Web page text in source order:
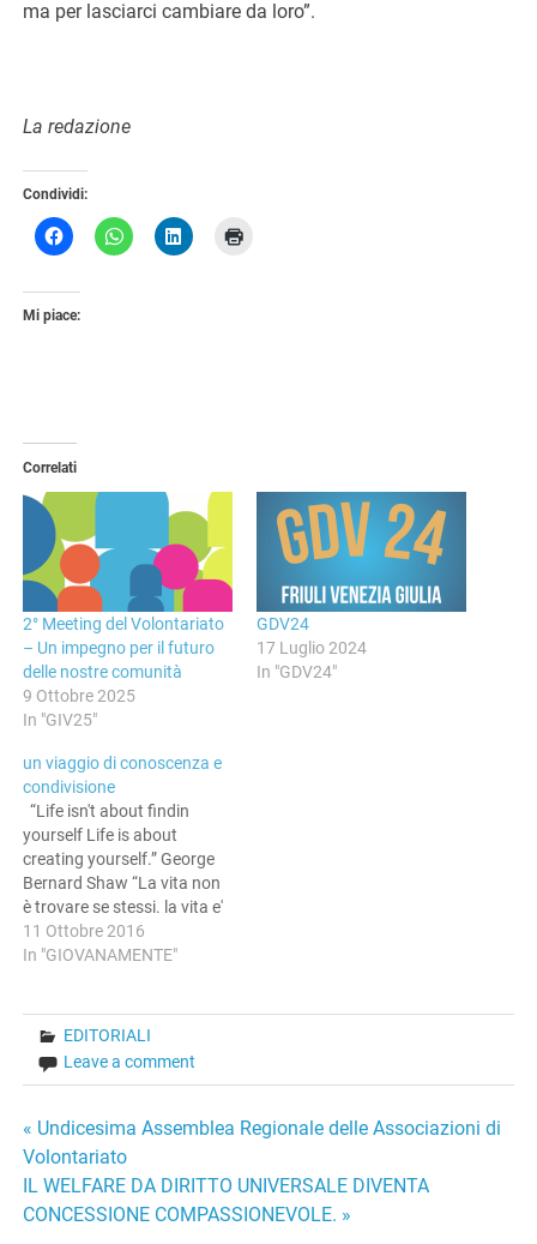
ma per lasciarci cambiare da loro”.
La redazione
Condividi:
Mi piace:
Correlati
2° Meeting del Volontariato
– Un impegno per il futuro
delle nostre comunità
9 Ottobre 2025
In "GIV25"
GDV24
17 Luglio 2024
In "GDV24"
un viaggio di conoscenza e
condivisione
“Life isn't about findin
yourself Life is about
creating yourself.” George
Bernard Shaw “La vita non
è trovare se stessi. la vita e'
creare se stessi.” George
Bernard Shaw Mendicino,
cartellone attaccata al
partito un viaggio…
11 Ottobre 2016
In "GIOVANAMENTE"
EDITORIALI
Leave a comment
Navigazione
articoli
« Undicesima Assemblea Regionale delle Associazioni di
Volontariato
IL WELFARE DA DIRITTO UNIVERSALE DIVENTA
CONCESSIONE COMPASSIONEVOLE. »